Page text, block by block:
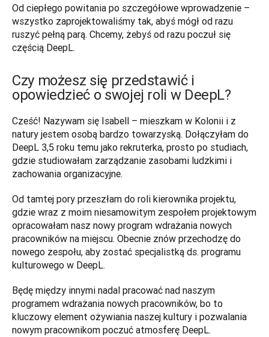
Od ciepłego powitania po szczegółowe wprowadzenie –
wszystko zaprojektowaliśmy tak, abyś mógł od razu
ruszyć pełną parą. Chcemy, żebyś od razu poczuł się
częścią DeepL.
Czy możesz się przedstawić i
opowiedzieć o swojej roli w DeepL?
Cześć! Nazywam się Isabell – mieszkam w Kolonii i z
natury jestem osobą bardzo towarzyską. Dołączyłam do
DeepL 3,5 roku temu jako rekruterka, prosto po studiach,
gdzie studiowałam zarządzanie zasobami ludzkimi i
zachowania organizacyjne.
Od tamtej pory przeszłam do roli kierownika projektu,
gdzie wraz z moim niesamowitym zespołem projektowym
opracowałam nasz nowy program wdrażania nowych
pracowników na miejscu. Obecnie znów przechodzę do
nowego zespołu, aby zostać specjalistką ds. programu
kulturowego w DeepL.
Będę między innymi nadal pracować nad naszym
programem wdrażania nowych pracowników, bo to
kluczowy element ożywiania naszej kultury i pozwalania
nowym pracownikom poczuć atmosferę DeepL.